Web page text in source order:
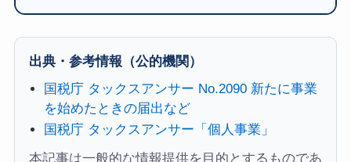
出典・参考情報（公的機関）
国税庁 タックスアンサー No.2090 新たに事業
を始めたときの届出など
国税庁 タックスアンサー「個人事業」
本記事は一般的な情報提供を目的とするものであ